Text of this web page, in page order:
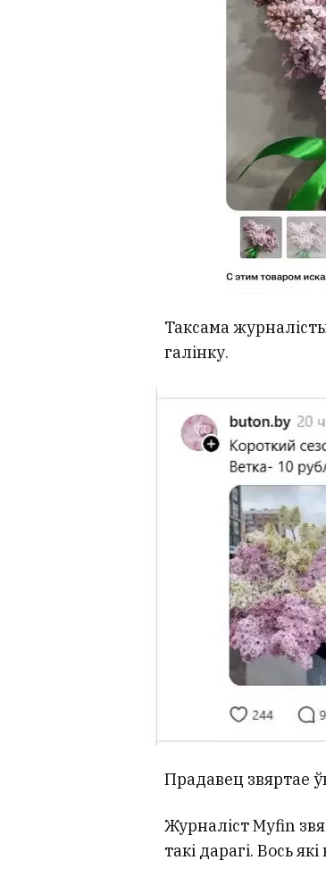
Таксама
галінку.
Прадавец звяртае
Журналіст Myfin
такі дарагі. Вось